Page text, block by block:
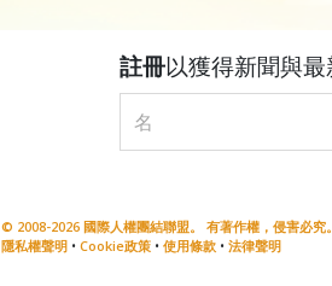
註冊以獲得新聞與
© 2008-2026 國際人權團結聯盟。 有著作權，侵害
隱私權聲明• Cookie政策• 使用條款• 法律聲明